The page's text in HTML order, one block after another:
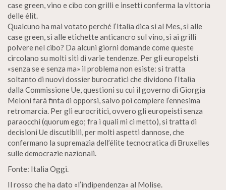
case green, vino e cibo con grilli e insetti conferma la vittoria
delle élit.
Qualcuno ha mai votato perché l’Italia dica sì al Mes, sì alle
case green, sì alle etichette anticancro sul vino, sì ai grilli
polvere nel cibo? Da alcuni giorni domande come queste
circolano su molti siti di varie tendenze. Per gli europeisti
«senza se e senza ma» il problema non esiste: si tratta
soltanto di nuovi dossier burocratici che dividono l’Italia
dalla Commissione Ue, questioni su cui il governo di Giorgia
Meloni farà finta di opporsi, salvo poi compiere l’ennesima
retromarcia. Per gli eurocritici, ovvero gli europeisti senza
paraocchi (quorum ego; fra i quali mi ci metto), si tratta di
decisioni Ue discutibili, per molti aspetti dannose, che
confermano la supremazia dell’élite tecnocratica di Bruxelles
sulle democrazie nazionali.
Fonte: Italia Oggi.
Il rosso che ha dato «l’indipendenza» al Molise.